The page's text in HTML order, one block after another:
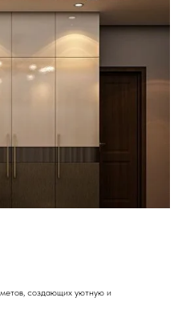
создающих уютную и